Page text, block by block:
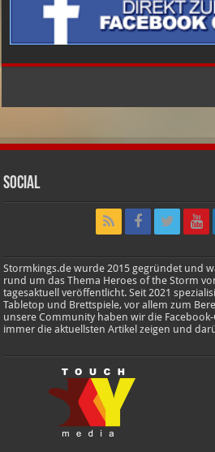
Social
Stormkings.de wurde 2015 gegründet und
rund um das Thema Heroes of the Storm
tagesaktuell veröffentlicht. Seit 2021
Tabletop und Brettspiele, vor allem zum
unsere Community haben wir die
immer die aktuellsten Artikel zeigen und